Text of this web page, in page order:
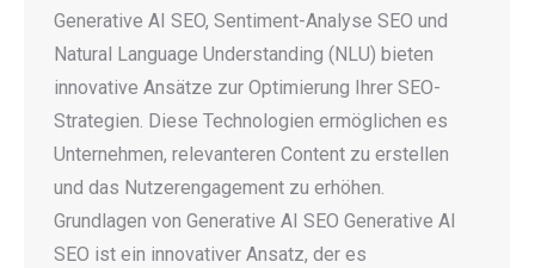
Generative AI SEO, Sentiment-Analyse SEO und
Natural Language Understanding (NLU) bieten
innovative Ansätze zur Optimierung Ihrer SEO-
Strategien. Diese Technologien ermöglichen es
Unternehmen, relevanteren Content zu erstellen
und das Nutzerengagement zu erhöhen.
Grundlagen von Generative AI SEO Generative AI
SEO ist ein innovativer Ansatz, der es